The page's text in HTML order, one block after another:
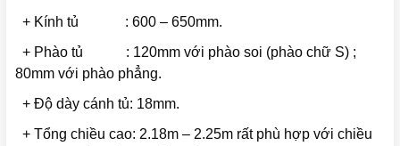
+ Kính tủ : 600 – 650mm.
+ Phào tủ : 120mm với phào soi (phào chữ S) ;
80mm với phào phẳng.
+ Độ dày cánh tủ: 18mm.
+ Tổng chiều cao: 2.18m – 2.25m rất phù hợp với chiều